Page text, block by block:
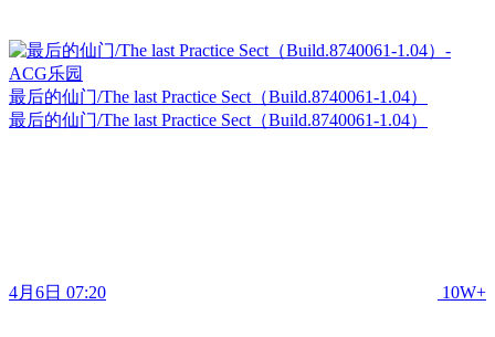
最后的仙门/The last Practice Sect（Build.8740061-1.04）
最后的仙门/The last Practice Sect（Build.8740061-1.04）
4月6日 07:20 10W+